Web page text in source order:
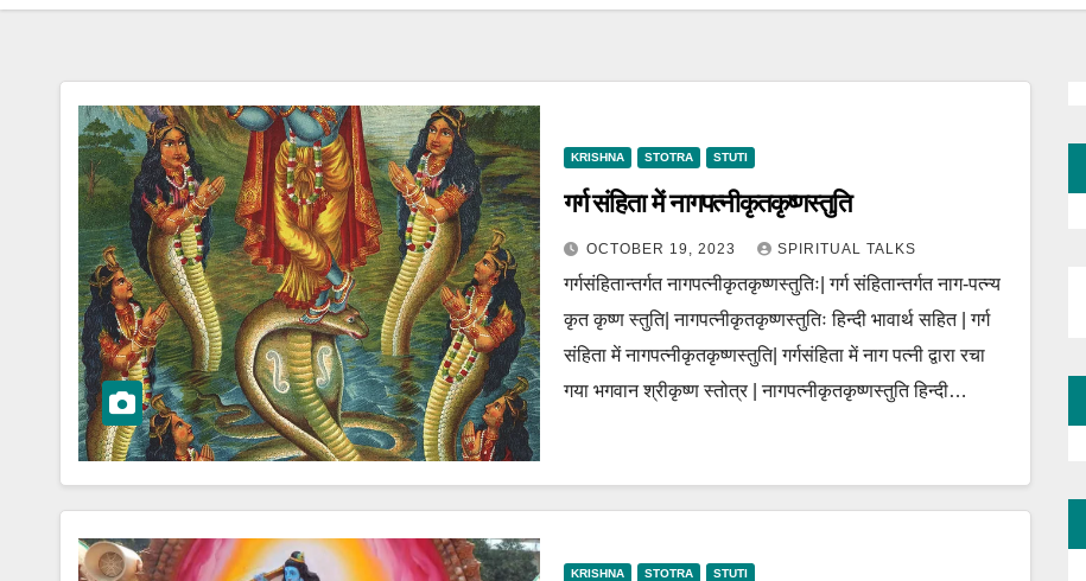
KRISHNA STOTRA STUTI
गर्ग संहिता में नागपत्नीकृतकृष्णस्तुति
OCTOBER 19, 2023 SPIRITUAL TALKS
गर्गसंहितान्तर्गत नागपत्नीकृतकृष्णस्तुतिः| गर्ग संहितान्तर्गत नाग-पत्न्य
कृत कृष्ण स्तुति| नागपत्नीकृतकृष्णस्तुतिः हिन्दी भावार्थ सहित | गर्ग
संहिता में नागपत्नीकृतकृष्णस्तुति| गर्गसंहिता में नाग पत्नी द्वारा रचा
गया भगवान श्रीकृष्ण स्तोत्र | नागपत्नीकृतकृष्णस्तुति हिन्दी…
KRISHNA STOTRA STUTI